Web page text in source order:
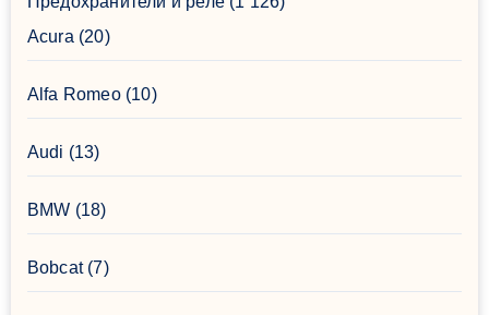
Acura (20)
Alfa Romeo(10)
Audi (13)
BMW (18)
Bobcat(7)